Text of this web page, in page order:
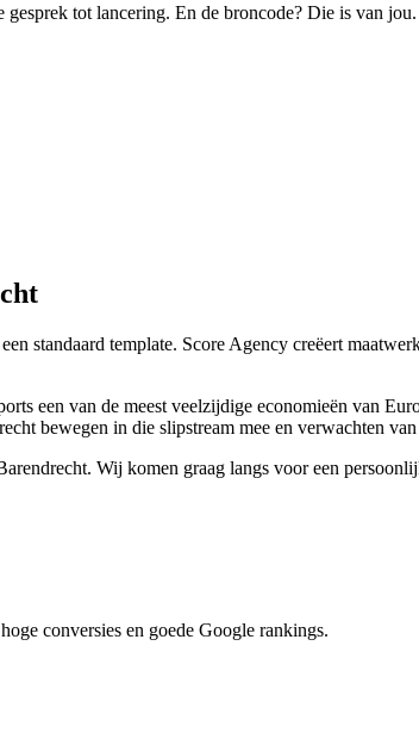
gesprek tot lancering. En de broncode? Die is van jou.
standaard template. Score Agency creëert
een van de meest veelzijdige economieën van
bewegen in die slipstream mee en verwachten
Wij komen graag langs voor een
conversies en goede Google rankings.